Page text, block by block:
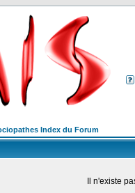
Index du Forum
Il n'existe